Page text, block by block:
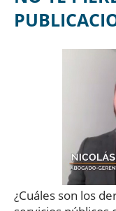
¿Cuáles son los